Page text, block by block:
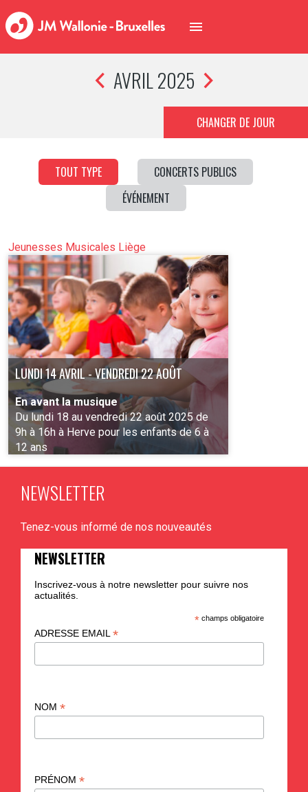
AVRIL 2025
CHANGER DE JOUR
TOUT TYPE
CONCERTS PUBLICS
ÉVÉNEMENT
Jeunesses Musicales Liège
LUNDI 14 AVRIL - VENDREDI 22 AOÛT
En avant la musique
Du lundi 18 au vendredi 22 août 2025 de
9h à 16h à Herve pour les enfants de 6 à
12 ans
NEWSLETTER
Tenez-vous informé de nos nouveautés
NEWSLETTER
Inscrivez-vous à notre newsletter pour suivre nos
actualités.
* champs obligatoire
ADRESSE EMAIL *
NOM *
PRÉNOM *